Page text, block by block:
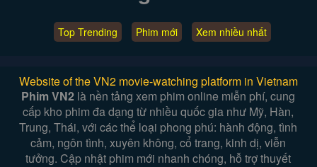
Top Trending Phim mới Xem nhiều nhất
Website of the VN2 movie-watching platform in Vietnam
Phim VN2 là nền tảng xem phim online miễn phí, cung
cấp kho phim đa dạng từ nhiều quốc gia như Mỹ, Hàn,
Trung, Thái, với các thể loại phong phú: hành động, tình
cảm, ngôn tình, xuyên không, cổ trang, kinh dị, viễn
tưởng. Cập nhật phim mới nhanh chóng, hỗ trợ thuyết